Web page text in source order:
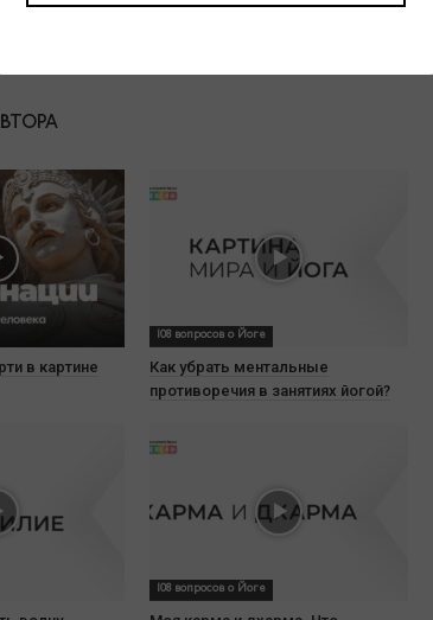
в картине
108 вопросов о Йоге
Как убрать ментальные
противоречия в занятиях йогой?
108 вопросов о Йоге